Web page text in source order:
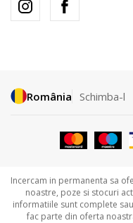
România Schimba-l
Incercam in permanenta sa
noastre, poze si stocuri
informatiile sunt complete
fac parte din oferta